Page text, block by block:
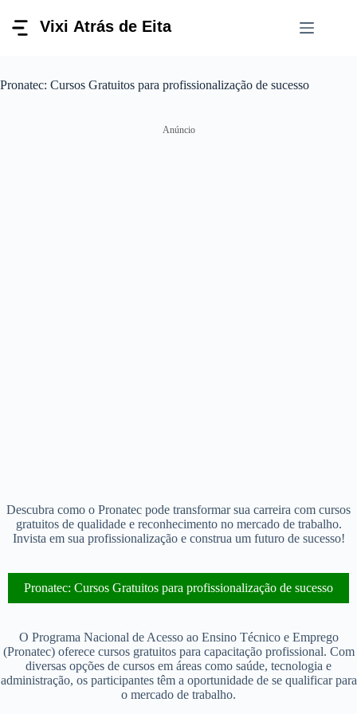
para
Pronatec: Cursos Gratuitos para profissionalização de sucesso
Anúncio
Descubra como o Pronatec pode transformar sua carreira com cursos
gratuitos de qualidade e reconhecimento no mercado de trabalho.
Invista em sua profissionalização e construa um futuro de sucesso!
Pronatec: Cursos Gratuitos para profissionalização de sucesso
O Programa Nacional de Acesso ao Ensino Técnico e Emprego
(Pronatec) oferece cursos gratuitos para capacitação profissional. Com
diversas opções de cursos em áreas como saúde, tecnologia e
administração, os participantes têm a oportunidade de se qualificar para
o mercado de trabalho.